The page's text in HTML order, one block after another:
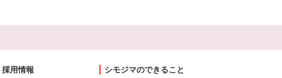
採用情報 シモジマのできること